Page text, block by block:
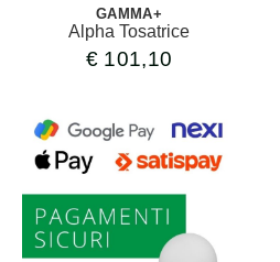
GAMMA+
Alpha Tosatrice
€ 101,10